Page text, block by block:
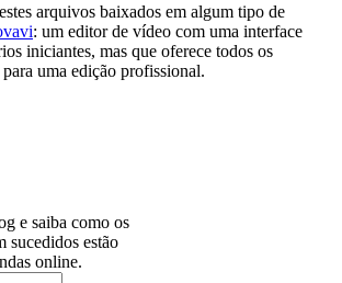
arquivos baixados em algum tipo de
: um editor de vídeo com uma interface
iniciantes, mas que oferece todos os
para uma edição profissional.
e saiba como os
sucedidos estão
online.